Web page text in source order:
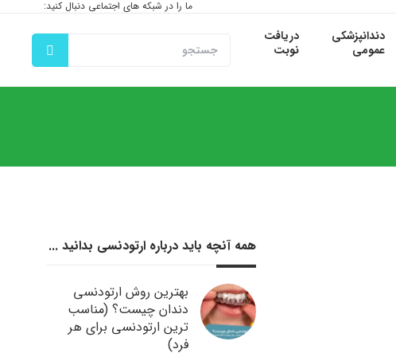
ما را در شبکه های اجتماعی دنبال کنید:
دندانپزشکی
عمومی
دریافت
نوبت
همه آنچه باید درباره ارتودنسی بدانید ...
بهترین روش ارتودنسی
دندان چیست؟ (مناسب
ترین ارتودنسی برای هر
فرد)